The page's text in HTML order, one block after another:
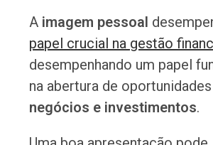
A imagem pessoal
papel crucial na gestão
desempenhando um papel
na abertura de
negócios e investimentos.